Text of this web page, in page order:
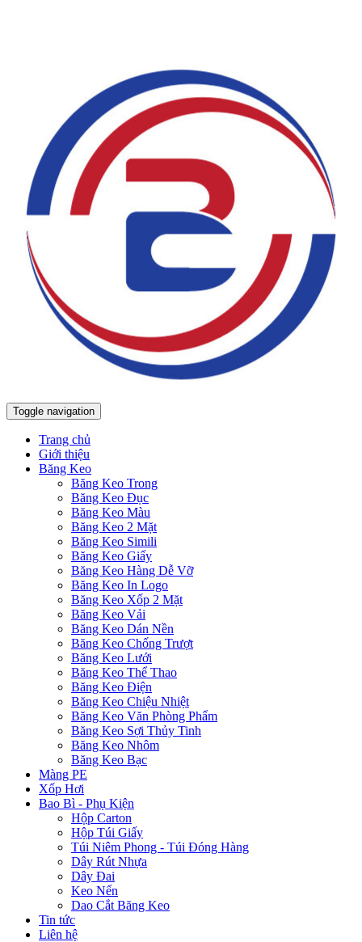
Toggle navigation
Trang chủ
Giới thiệu
Băng Keo
Băng Keo Trong
Băng Keo Đục
Băng Keo Màu
Băng Keo 2 Mặt
Băng Keo Simili
Băng Keo Giấy
Băng Keo Hàng Dễ Vỡ
Băng Keo In Logo
Băng Keo Xốp 2 Mặt
Băng Keo Vải
Băng Keo Dán Nền
Băng Keo Chống Trượt
Băng Keo Lưới
Băng Keo Thể Thao
Băng Keo Điện
Băng Keo Chiệu Nhiệt
Băng Keo Văn Phòng Phẩm
Băng Keo Sợi Thủy Tinh
Băng Keo Nhôm
Băng Keo Bạc
Màng PE
Xốp Hơi
Bao Bì - Phụ Kiện
Hộp Carton
Hộp Túi Giấy
Túi Niêm Phong - Túi Đóng Hàng
Dây Rút Nhựa
Dây Đai
Keo Nến
Dao Cắt Băng Keo
Tin tức
Liên hệ